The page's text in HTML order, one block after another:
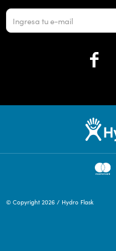

© Copyright 2026 / Hydro Flask